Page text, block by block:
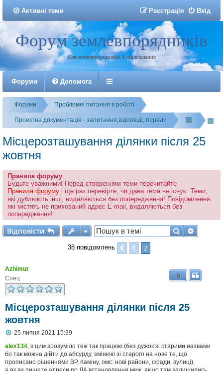
Активні теми Вхід
Реєстрація
Реєстрація
Форум землевпорядників
Для землевпорядників, і зацікавлених
Форуми Допомога
Форуми Проблемні питання в роботі
Проектна документація - запитання,відповіді, поради
Місцерозташування ділянки після 25
жовтня
Правила форуму
Будьте уважними! Перед створенням теми перечитайте
Правила форуму і ще раз перевірте, чи дана тема не існує. Теми,
які дублюють інші, видаляються без попередження! Повідомлення,
які містять не прихований адрес E-mail, видаляються без
попередження!
Відповісти
Відповісти Пошук
38 повідомлень Поперед.
1 2
Azhimut
Спец
Місцерозташування ділянки після 25
жовтня
0
П
в
і
д
25 липня 2021 15:39
alex134, з цим зрозуміло теж так працюю (без дужок зі старими назвами
бо так можна дійти до абсурду, змінюю зі старого на нове те, що
прописано рішеннями ВР, Каміну, омс: нові райони, с/ради, вулиці),